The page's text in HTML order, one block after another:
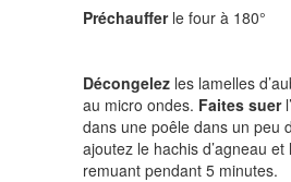
Préchaufferle four à 180°
Décongelez les lamelles
au micro ondes. Faites suer
dans une poêle dans un peu
ajoutez le hachis d’agneau
remuant pendant 5 minutes.